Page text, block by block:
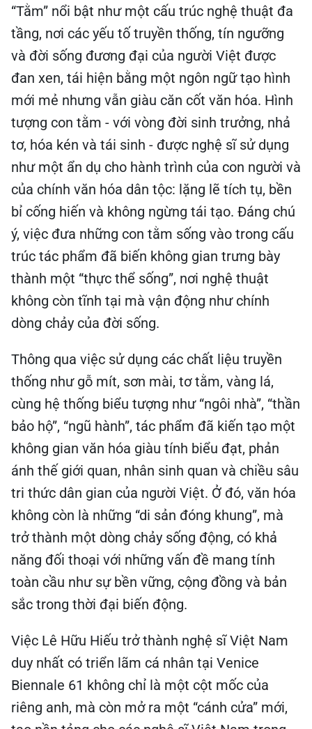
“Tằm” nổi bật như một cấu trúc nghệ thuật đa
tầng, nơi các yếu tố truyền thống, tín ngưỡng
và đời sống đương đại của người Việt được
đan xen, tái hiện bằng một ngôn ngữ tạo hình
mới mẻ nhưng vẫn giàu căn cốt văn hóa. Hình
tượng con tằm - với vòng đời sinh trưởng, nhả
tơ, hóa kén và tái sinh - được nghệ sĩ sử dụng
như một ẩn dụ cho hành trình của con người và
của chính văn hóa dân tộc: lặng lẽ tích tụ, bền
bỉ cống hiến và không ngừng tái tạo. Đáng chú
ý, việc đưa những con tằm sống vào trong cấu
trúc tác phẩm đã biến không gian trưng bày
thành một “thực thể sống”, nơi nghệ thuật
không còn tĩnh tại mà vận động như chính
dòng chảy của đời sống.
Thông qua việc sử dụng các chất liệu truyền
thống như gỗ mít, sơn mài, tơ tằm, vàng lá,
cùng hệ thống biểu tượng như “ngôi nhà”, “thần
bảo hộ”, “ngũ hành”, tác phẩm đã kiến tạo một
không gian văn hóa giàu tính biểu đạt, phản
ánh thế giới quan, nhân sinh quan và chiều sâu
tri thức dân gian của người Việt. Ở đó, văn hóa
không còn là những “di sản đóng khung”, mà
trở thành một dòng chảy sống động, có khả
năng đối thoại với những vấn đề mang tính
toàn cầu như sự bền vững, cộng đồng và bản
sắc trong thời đại biến động.
Việc Lê Hữu Hiếu trở thành nghệ sĩ Việt Nam
duy nhất có triển lãm cá nhân tại Venice
Biennale 61 không chỉ là một cột mốc của
riêng anh, mà còn mở ra một “cánh cửa” mới,